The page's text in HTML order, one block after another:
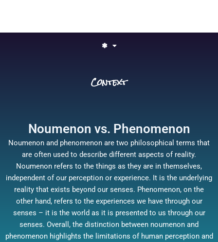
❃
Context
Noumenon vs. Phenomenon
Noumenon and phenomenon are two philosophical terms that
are often used to describe different aspects of reality.
Noumenon refers to the things as they are in themselves,
independent of our perception or experience. It is the underlying
reality that exists beyond our senses. Phenomenon, on the
other hand, refers to the experiences we have through our
senses – it is the world as it is presented to us through our
senses. Overall, the distinction between noumenon and
phenomenon highlights the limitations of human perception and